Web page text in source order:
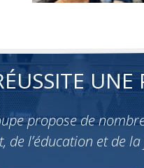
UNE
propose de
de l’éducation et de